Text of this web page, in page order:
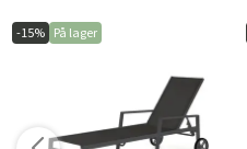
-15% På lager